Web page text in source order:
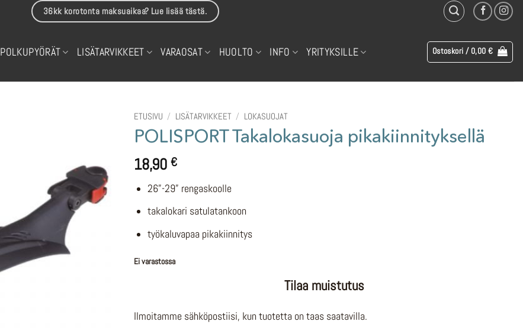
36kk korotonta maksuaikaa? Lue lisää tästä.
POLKUPYÖRÄT LISÄTARVIKKEET VARAOSAT HUOLTO INFO YRITYKSILLE Ostoskori / 0,00 €
ETUSIVU / LISÄTARVIKKEET / LOKASUOJAT
POLISPORT Takalokasuoja pikakiinnityksellä
18,90 €
26”-29” rengaskoolle
takalokari satulatankoon
työkaluvapaa pikakiinnitys
Ei varastossa
Tilaa muistutus
Ilmoitamme sähköpostiisi, kun tuotetta on taas saatavilla.